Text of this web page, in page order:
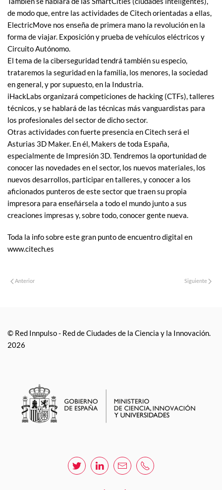
de modo que, entre las actividades de Citech orientadas a ellas,
ElectricMove nos enseña de primera mano la revolución en la
forma de viajar. Exposición y prueba de vehículos eléctricos y
Circuito Autónomo.
El tema de la ciberseguridad tendrá también su especio,
trataremos la seguridad en la familia, los menores, la sociedad
en general, y por supuesto, en la Industria.
iHackLabs organizará competiciones de hacking (CTFs), talleres
técnicos, y se hablará de las técnicas más vanguardistas para
los profesionales del sector de dicho sector.
Otras actividades con fuerte presencia en Citech será el
Asturias 3D Maker. En él, Makers de toda España,
especialmente de Impresión 3D. Tendremos la oportunidad de
conocer las novedades en el sector, los nuevos materiales, los
nuevos desarrollos, participar en talleres, y conocer a los
aficionados punteros de este sector que traen su propia
impresora para enseñársela a todo el mundo junto a sus
creaciones impresas y, sobre todo, conocer gente nueva.
Toda la info sobre este gran punto de encuentro digital en
www.citech.es
Anterior Siguiente
© Red Innpulso - Red de Ciudades de la Ciencia y la Innovación.
2026